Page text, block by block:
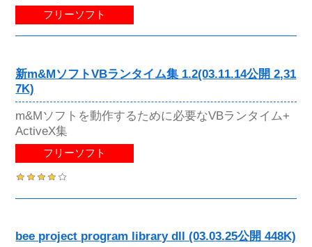
フリーソフト
新m&MソフトVBランタイム集 1.2(03.11.14公開 2,31
7K)
m&Mソフトを動作するために必要なVBランタイム+
ActiveX集
フリーソフト
bee project program library dll (03.03.25公開 448K)